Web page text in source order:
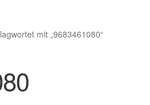
mit „9683461080“